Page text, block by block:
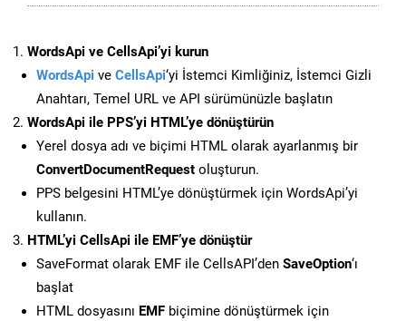
WordsApi ve CellsApi’yi kurun
WordsApi ve CellsApi‘yi İstemci Kimliğiniz, İstemci Gizli
Anahtarı, Temel URL ve API sürümünüzle başlatın
WordsApi ile PPS’yi HTML’ye dönüştürün
Yerel dosya adı ve biçimi HTML olarak ayarlanmış bir
ConvertDocumentRequest oluşturun.
PPS belgesini HTML’ye dönüştürmek için WordsApi’yi
kullanın.
HTML’yi CellsApi ile EMF’ye dönüştür
SaveFormat olarak EMF ile CellsAPI’den SaveOption‘ı
başlat
HTML dosyasını EMF biçimine dönüştürmek için